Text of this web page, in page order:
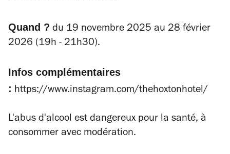
Quand ? du 19 novembre 2025 au 28 février
2026 (19h - 21h30).
Infos complémentaires
: https://www.instagram.com/thehoxtonhotel/
L'abus d'alcool est dangereux pour la santé, à
consommer avec modération.